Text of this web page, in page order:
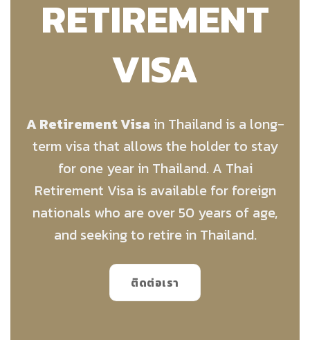
RETIREMENT
VISA
A Retirement Visa in Thailand is a long-
term visa that allows the holder to stay
for one year in Thailand. A Thai
Retirement Visa is available for foreign
nationals who are over 50 years of age,
and seeking to retire in Thailand.
ติดต่อเรา